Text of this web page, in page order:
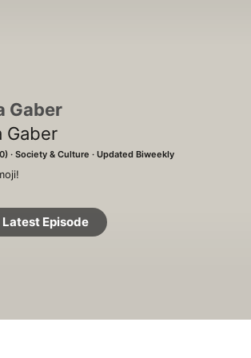
Gaber
Gaber
Society & Culture Updated Biweekly
veseljem najavljam ponovno obuditev
Latest Episode